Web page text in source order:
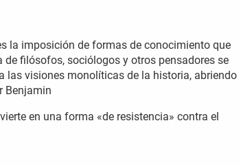
la imposición de formas de conocimiento que
filósofos, sociólogos y otros pensadores se
las visiones monolíticas de la historia, abriendo
Benjamin
en una forma «de resistencia» contra el